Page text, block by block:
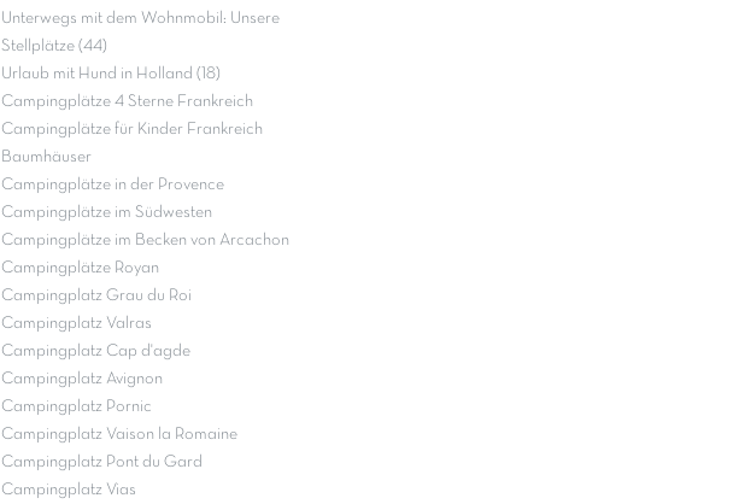
Unterwegs mit dem Wohnmobil: Unsere
Stellplätze (44)
Urlaub mit Hund in Holland (18)
Campingplätze 4 Sterne Frankreich
Campingplätze für Kinder Frankreich
Baumhäuser
Campingplätze in der Provence
Campingplätze im Südwesten
Campingplätze im Becken von Arcachon
Campingplätze Royan
Campingplatz Grau du Roi
Campingplatz Valras
Campingplatz Cap d'agde
Campingplatz Avignon
Campingplatz Pornic
Campingplatz Vaison la Romaine
Campingplatz Pont du Gard
Campingplatz Vias